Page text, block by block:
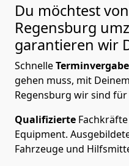
Du möchtest
Regensburg
garantieren wir
SchnelleTerminvergabe
gehen muss, mit
Regensburg wir sind für
Qualifizierte
Equipment.
Fahrzeuge und